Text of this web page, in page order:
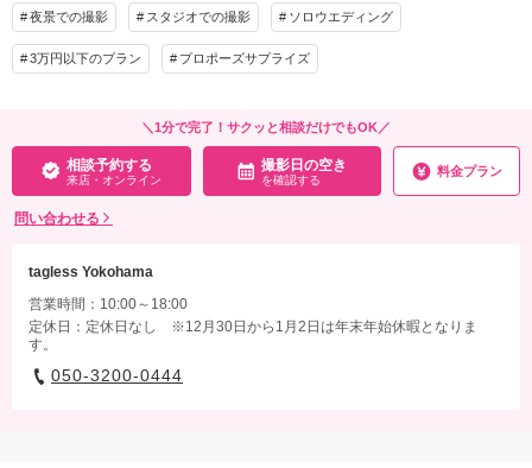
相談予約する
来店・オンライン
撮影日の空き
を確認する
家族と撮影 家族用衣装レンタル
その他含むもの
着付け／新婦ヘアメイク／アテンドスタッフ／写真クオリティ補正／撮影カットリク
エスト／悪天候時の日程変更料
相談予約する 撮影日の空き
夜景での撮影 スタジオでの撮影 ソロウエディング
3万円以下のプラン プロポーズサプライズ
＼1分で完了！サクッと相談だけでもOK／
相談予約する
来店・オンライン
撮影日の空き
を確認する
料金プラン
問い合わせる
tagless Yokohama
営業時間：10:00～18:00
定休日：定休日なし ※12月30日から1月2日は年末年始休暇となりま
す。
050-3200-0444